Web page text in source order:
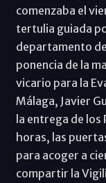
comenzaba el
tertulia guiada
departamento de
ponencia de la
vicario para la
Málaga, Javier
la entrega de los
horas, las
para acoger a
compartir la